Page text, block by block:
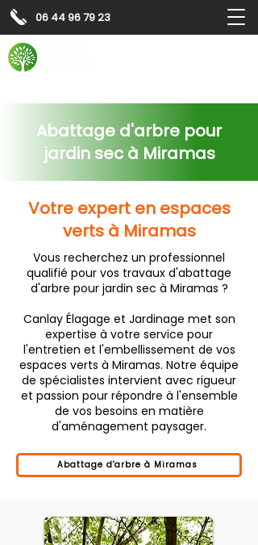
06 44 96 79 23
Abattage d'arbre pour
jardin sec à Miramas
Votre expert en espaces
verts à Miramas
Vous recherchez un professionnel
qualifié pour vos travaux d'abattage
d'arbre pour jardin sec à Miramas ?
Canlay Élagage et Jardinage met son
expertise à votre service pour
l'entretien et l'embellissement de vos
espaces verts à Miramas. Notre équipe
de spécialistes intervient avec rigueur
et passion pour répondre à l'ensemble
de vos besoins en matière
d'aménagement paysager.
Abattage d'arbre à Miramas